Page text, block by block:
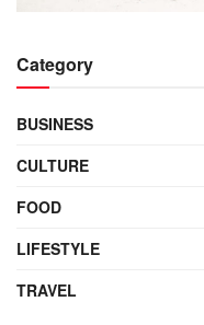
Category
BUSINESS
CULTURE
FOOD
LIFESTYLE
TRAVEL